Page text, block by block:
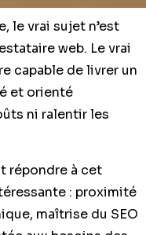
le vrai sujet n’est
web. Le vrai
capable de livrer un
et orienté
ni ralentir les
répondre à cet
: proximité
maîtrise du SEO